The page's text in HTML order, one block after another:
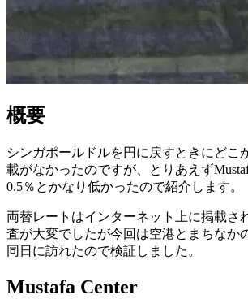
概要
シンガポールドルを円に戻すときにどこ
載がなかったのですが、とりあえず
0.5％とかなり低かったので紹介します。
両替レートはインターネット上に掲載さ
査が大変でしたが今回は空港とまちなか
同日に訪れたので検証しました。
Mustafa Center